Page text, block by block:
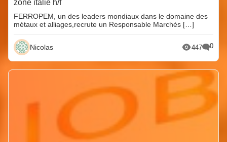
zone italie h/f
FERROPEM, un des leaders mondiaux dans le domaine des
métaux et alliages,recrute un Responsable Marchés […]
Nicolas 447 0